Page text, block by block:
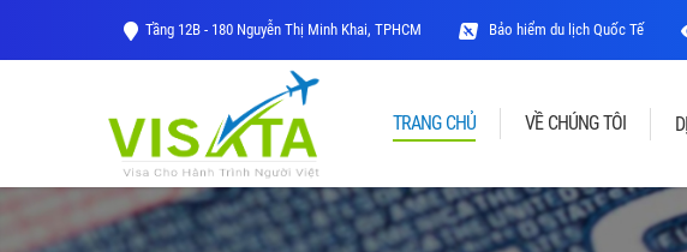
Tầng 12B - 180 Nguyễn Thị Minh Khai, TPHCM Bảo hiểm du lịch Quốc Tế
TRANG CHỦ VỀ CHÚNG TÔI